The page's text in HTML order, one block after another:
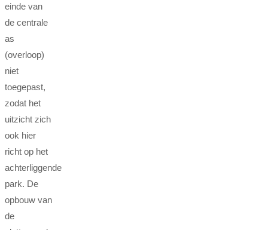
einde van
de centrale
as
(overloop)
niet
toegepast,
zodat het
uitzicht zich
ook hier
richt op het
achterliggende
park. De
opbouw van
de